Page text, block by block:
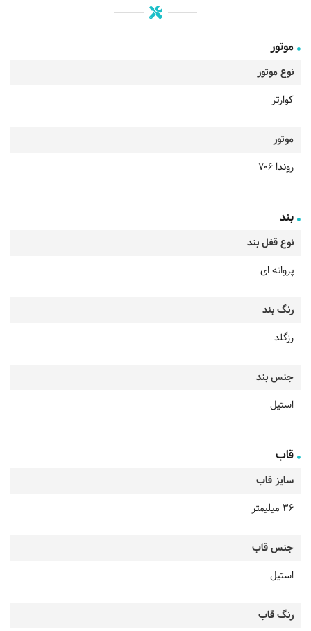
موتور
نوع موتور
کوارتز
موتور
روندا 706
بند
نوع قفل بند
پروانه ای
رنگ بند
رزگلد
جنس بند
استیل
قاب
سایز قاب
36 میلیمتر
جنس قاب
استیل
رنگ قاب